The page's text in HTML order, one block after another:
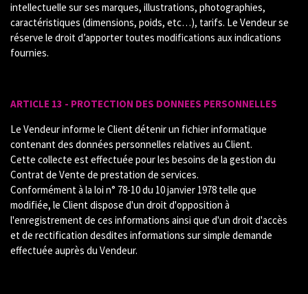
intellectuelle sur ses marques, illustrations, photographies,
caractéristiques (dimensions, poids, etc…), tarifs. Le Vendeur se
réserve le droit d’apporter toutes modifications aux indications
fournies.
ARTICLE 13 - PROTECTION DES DONNEES PERSONNELLES
Le Vendeur informe le Client détenir un fichier informatique
contenant des données personnelles relatives au Client.
Cette collecte est effectuée pour les besoins de la gestion du
Contrat de Vente de prestation de services.
Conformément à la loi n° 78-10 du 10 janvier 1978 telle que
modifiée, le Client dispose d'un droit d'opposition à
l'enregistrement de ces informations ainsi que d'un droit d'accès
et de rectification desdites informations sur simple demande
effectuée auprès du Vendeur.